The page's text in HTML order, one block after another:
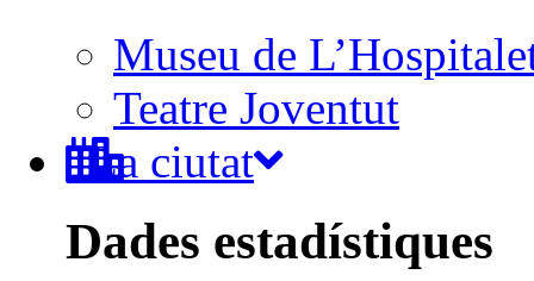
Museu de
Teatre Joventut
La ciutat
Dades estadístiques